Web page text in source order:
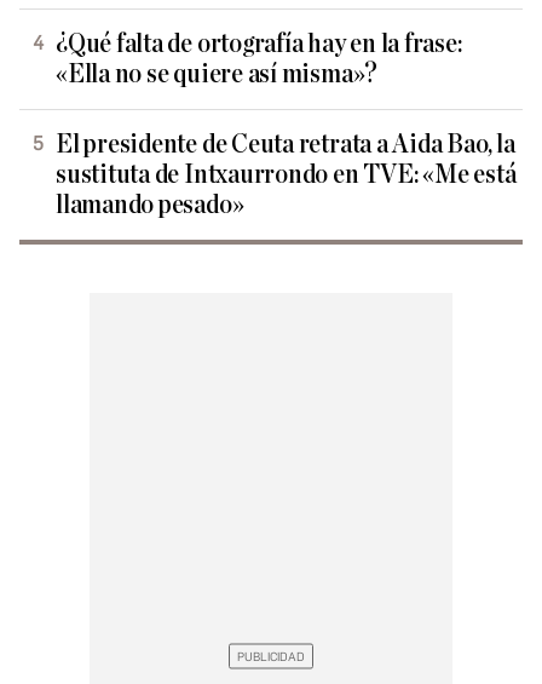
¿Qué falta de ortografía hay en la frase:
«Ella no se quiere así misma»?
El presidente de Ceuta retrata a Aida Bao, la
sustituta de Intxaurrondo en TVE: «Me está
llamando pesado»